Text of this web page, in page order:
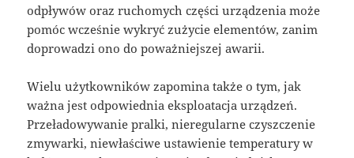
odpływów oraz ruchomych części urządzenia może
pomóc wcześnie wykryć zużycie elementów, zanim
doprowadzi ono do poważniejszej awarii.
Wielu użytkowników zapomina także o tym, jak
ważna jest odpowiednia eksploatacja urządzeń.
Przeładowywanie pralki, nieregularne czyszczenie
zmywarki, niewłaściwe ustawienie temperatury w